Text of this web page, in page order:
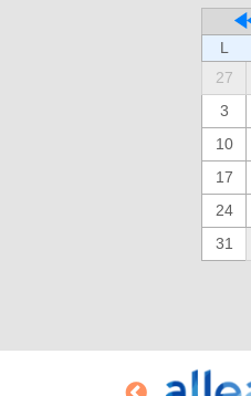
L
27
3
10
17
24
31